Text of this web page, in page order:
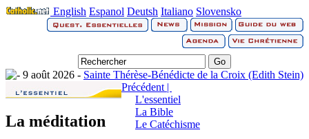
English Espanol Deutsh Italiano Slovensko
9 août 2026 - Sainte Thérèse-Bénédicte de la Croix (Edith Stein)
La méditation
Précédent |
L'essentiel
La Bible
Le Catéchisme